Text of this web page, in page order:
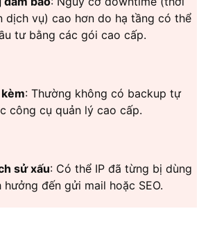
dịch vụ) cao hơn do hạ tầng có thể
tư bằng các gói cao cấp.
: Thường không có backup tự
công cụ quản lý cao cấp.
sử xấu: Có thể IP đã từng bị dùng
hưởng đến gửi mail hoặc SEO.